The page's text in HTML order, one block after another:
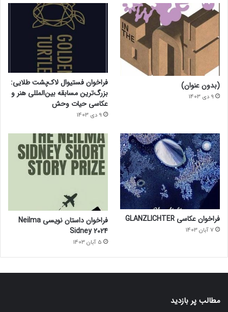
(بدون عنوان)
9 دی 1403
فراخوان فستیوال لاک‌پشت طلایی:
بزرگ‌ترین مسابقه بین‌المللی هنر و
عکاسی حیات وحش
9 دی 1403
فراخوان عکاسی GLANZLICHTER
7 آبان 1403
فراخوان داستان نویسی Neilma
Sidney 2024
5 آبان 1403
مطالب پر بازدید